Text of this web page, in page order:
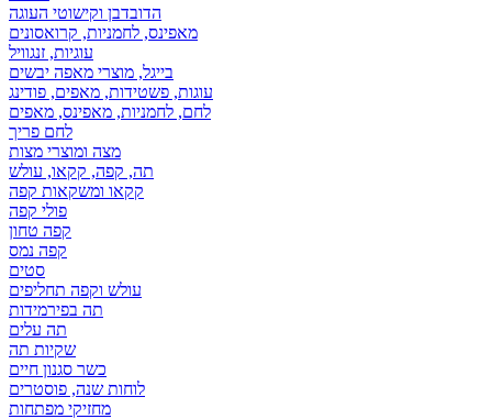
הדובדבן וקישוטי העוגה
מאפינס, לחמניות, קרואסונים
עוגיות, זנגוויל
בייגל, מוצרי מאפה יבשים
עוגות, פשטידות, מאפים, פודינג
לחם, לחמניות, מאפינס, מאפים
לחם פריך
מצה ומוצרי מצות
תה, קפה, קקאו, עולש
קקאו ומשקאות קפה
פולי קפה
קפה טחון
קפה נמס
סטים
עולש וקפה תחליפים
תה בפירמידות
תה עלים
שקיות תה
כשר סגנון חיים
לוחות שנה, פוסטרים
מחזיקי מפתחות